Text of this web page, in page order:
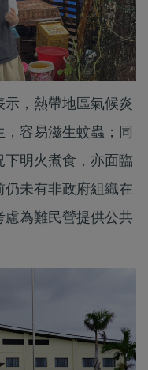
，熱帶地區氣候炎
容易滋生蚊蟲；同
明火煮食，亦面臨
仍未有非政府組織在
為難民營提供公共